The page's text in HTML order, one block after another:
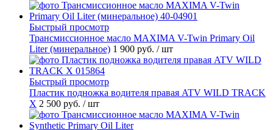
Быстрый просмотр
Трансмиссионное масло MAXIMA V-Twin Primary Oil
Liter (минеральное) 1 900 руб. / шт
Быстрый просмотр
Пластик подножка водителя правая ATV WILD TRACK
X 2 500 руб. / шт